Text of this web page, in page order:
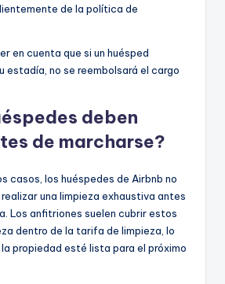
de la política de
en cuenta que si un huésped
estadía, no se reembolsará el cargo
deben
de marcharse?
casos, los huéspedes de Airbnb no
una limpieza exhaustiva antes
Los anfitriones suelen cubrir estos
dentro de la tarifa de limpieza, lo
propiedad esté lista para el próximo